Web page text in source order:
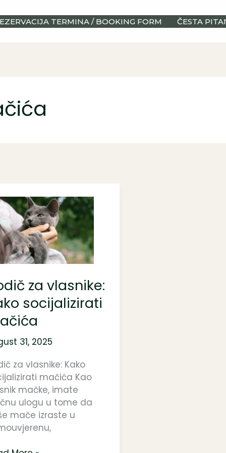
TERMINA / BOOKING FORM ČESTA
za vlasnike:
socijalizirati
31, 2025
za vlasnike: Kako
mačića Kao
mačke, imate
ulogu u tome da
mače izraste u